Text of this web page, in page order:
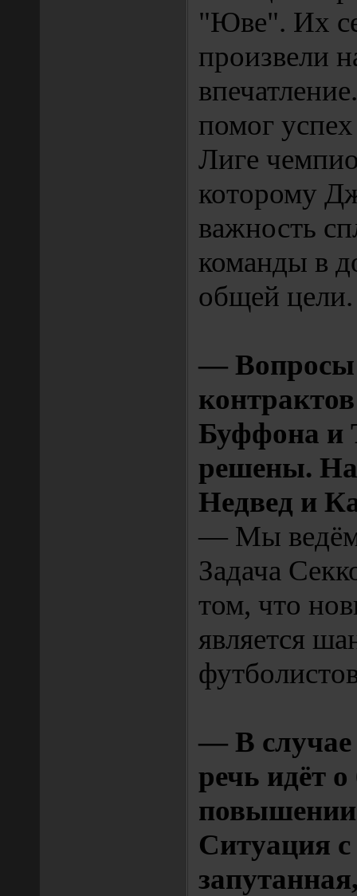
"Юве". Их
произвели
помог
Лиге
которому
важность
команды в
общей цели.
— Вопросы
Буффона и
решены. На
Недвед и
— Мы ведём
Задача
том, что
является
— В случае
речь идёт
Ситуация